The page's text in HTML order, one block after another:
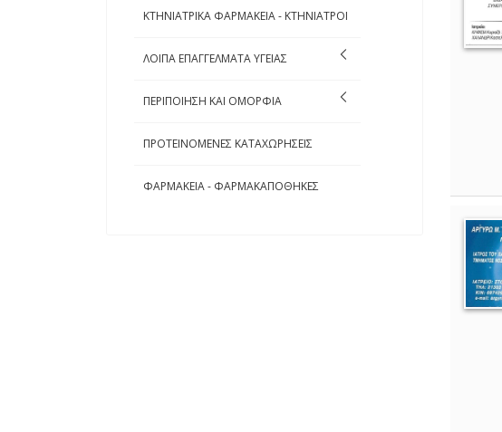
ΚΤΗΝΙΑΤΡΙΚΑ ΦΑΡΜΑΚΕΙΑ - ΚΤΗΝΙΑΤΡΟΙ
ΛΟΙΠΑ ΕΠΑΓΓΕΛΜΑΤΑ ΥΓΕΙΑΣ
ΠΕΡΙΠΟΙΗΣΗ ΚΑΙ ΟΜΟΡΦΙΑ
ΠΡΟΤΕΙΝΟΜΕΝΕΣ ΚΑΤΑΧΩΡΗΣΕΙΣ
ΦΑΡΜΑΚΕΙΑ - ΦΑΡΜΑΚΑΠΟΘΗΚΕΣ